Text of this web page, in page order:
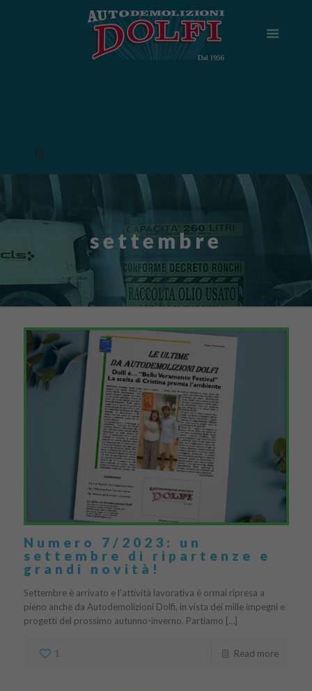
settembre
Numero 7/2023: un
settembre di ripartenze e
grandi novità!
Settembre è arrivato e l’attività lavorativa è ormai ripresa a
pieno anche da Autodemolizioni Dolfi, in vista dei mille impegni e
progetti del prossimo autunno-inverno. Partiamo […]
1 Read more